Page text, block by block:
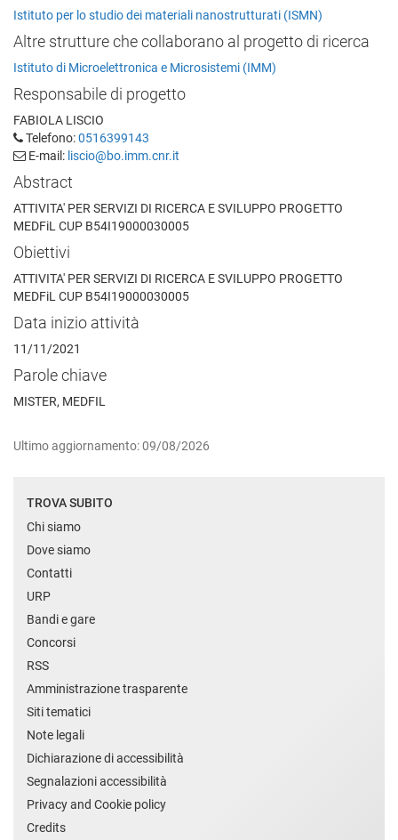
Istituto per lo studio dei materiali nanostrutturati (ISMN)
Altre strutture che collaborano al progetto di ricerca
Istituto di Microelettronica e Microsistemi (IMM)
Responsabile di progetto
FABIOLA LISCIO
Telefono:0516399143
E-mail: liscio@bo.imm.cnr.it
Abstract
ATTIVITA' PER SERVIZI DI RICERCA E SVILUPPO PROGETTO
MEDFiL CUP B54I19000030005
Obiettivi
ATTIVITA' PER SERVIZI DI RICERCA E SVILUPPO PROGETTO
MEDFiL CUP B54I19000030005
Data inizio attività
11/11/2021
Parole chiave
MISTER, MEDFIL
Ultimo aggiornamento: 09/08/2026
TROVA SUBITO
Chi siamo
Dove siamo
Contatti
URP
Bandi e gare
Concorsi
RSS
Amministrazione trasparente
Siti tematici
Note legali
Dichiarazione di accessibilità
Segnalazioni accessibilità
Privacy and Cookie policy
Credits